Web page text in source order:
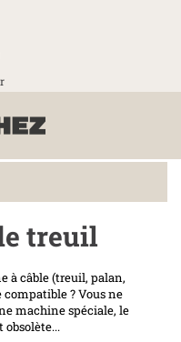
treuil
à câble (treuil, palan,
? Vous ne
machine spéciale, le